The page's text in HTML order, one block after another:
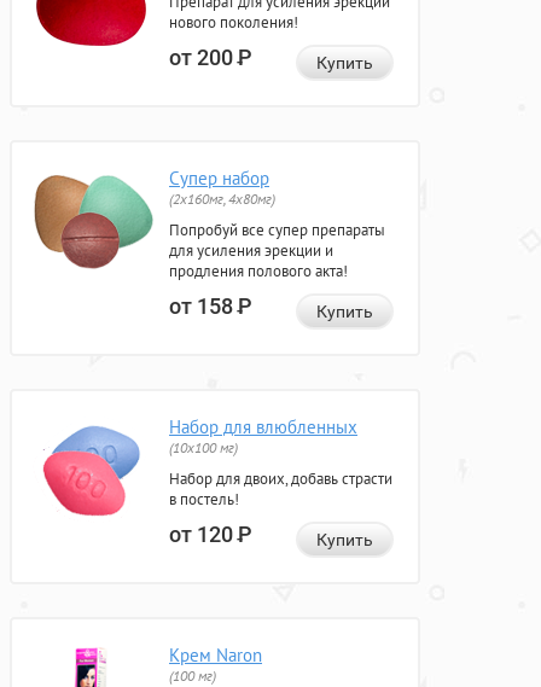
нового поколения!
от 200Р Купить
Супер набор
(2х160мг, 4х80мг)
Попробуй все супер препараты
для усиления эрекции и
продления полового акта!
от 158Р Купить
Набор для влюбленных
(10х100 мг)
Набор для двоих, добавь страсти
в постель!
от 120Р Купить
Крем Naron
(100 мг)